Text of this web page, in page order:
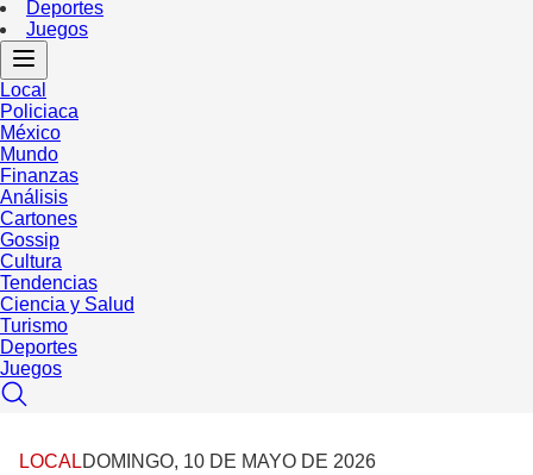
Deportes
Juegos
Local
Policiaca
México
Mundo
Finanzas
Análisis
Cartones
Gossip
Cultura
Tendencias
Ciencia y Salud
Turismo
Deportes
Juegos
LOCALDOMINGO, 10 DE MAYO DE 2026